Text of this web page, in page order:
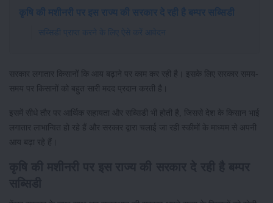
कृषि की मशीनरी पर इस राज्य की सरकार दे रही है बम्पर सब्सिडी
सब्सिडी प्राप्त करने के लिए ऐसे करें आवेदन
सरकार लगातार किसानों कि आय बढ़ाने पर काम कर रही है। इसके लिए सरकार समय-
समय पर किसानों को बहुत सारी मदद प्रदान करती है।
इसमें सीधे तौर पर आर्थिक सहायता और सब्सिडी भी होती है, जिससे देश के किसान भाई
लगातार लाभान्वित हो रहे हैं और सरकार द्वारा चलाई जा रही स्कीमों के माध्यम से अपनी
आय बढ़ा रहे हैं।